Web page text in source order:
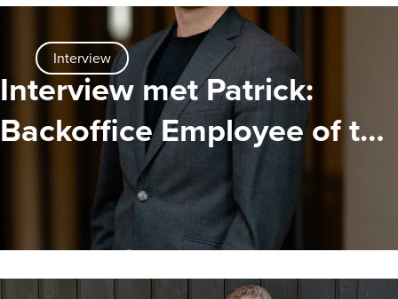
Interview
Interview met Patrick:
Backoffice Employee of the
Year 2024